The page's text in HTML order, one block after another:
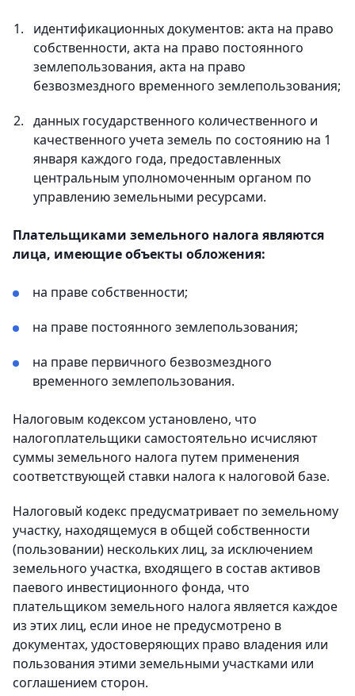
идентификационных документов: акта на право
собственности, акта на право постоянного
землепользования, акта на право
безвозмездного временного землепользования;
данных государственного количественного и
качественного учета земель по состоянию на 1
января каждого года, предоставленных
центральным уполномоченным органом по
управлению земельными ресурсами.
Плательщиками земельного налога являются
лица, имеющие объекты обложения:
на праве собственности;
на праве постоянного землепользования;
на праве первичного безвозмездного
временного землепользования.
Налоговым кодексом установлено, что
налогоплательщики самостоятельно исчисляют
суммы земельного налога путем применения
соответствующей ставки налога к налоговой базе.
Налоговый кодекс предусматривает по земельному
участку, находящемуся в общей собственности
(пользовании) нескольких лиц, за исключением
земельного участка, входящего в состав активов
паевого инвестиционного фонда, что
плательщиком земельного налога является каждое
из этих лиц, если иное не предусмотрено в
документах, удостоверяющих право владения или
пользования этими земельными участками или
соглашением сторон.